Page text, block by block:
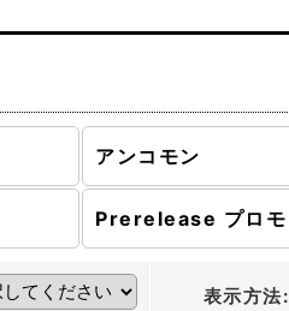
アンコモン
Prerelease プロモ
表示方法: